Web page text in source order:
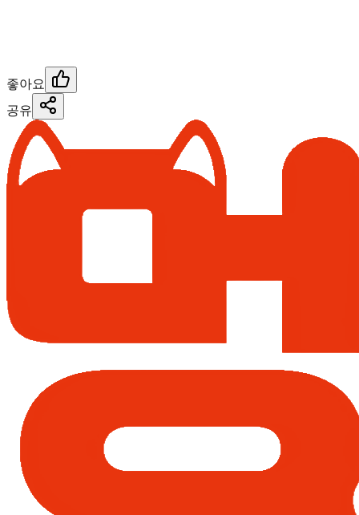
좋아요
공유